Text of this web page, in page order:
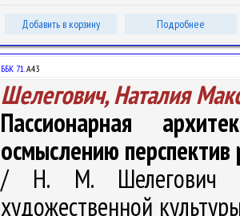
Добавить в корзину Подробнее
ББК 71.А43
Шелегович, Наталия
Пассионарная
осмыслению перспектив
/ Н. М. Шелегович //
художественной